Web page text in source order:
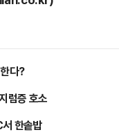
다?
럼증 호소
한솥밥